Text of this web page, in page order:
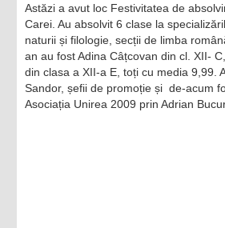
Astăzi a avut loc Festivitatea de
Carei. Au absolvit 6 clase la
naturii și filologie, secții de limba
an au fost Adina Câțcovan din cl. XII-
din clasa a XII-a E, toți cu media 9,99.
Sandor, șefii de promoție și de-acum
Asociația Unirea 2009 prin Adrian